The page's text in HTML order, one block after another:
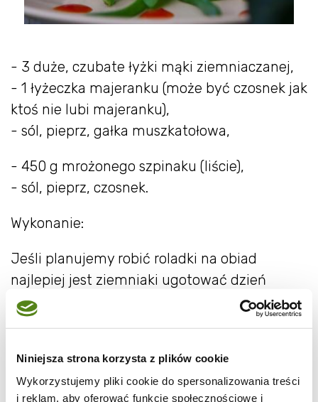
Niniejsza strona korzysta z plików cookie
Wykorzystujemy pliki cookie do spersonalizowania treści
i reklam, aby oferować funkcje społecznościowe i
- 3 duże, czubate łyżki mąki ziemniaczanej,
- 1 łyżeczka majeranku (może być czosnek jak
ktoś nie lubi majeranku),
- sól, pieprz, gałka muszkatołowa,
- 450 g mrożonego szpinaku (liście),
- sól, pieprz, czosnek.
Wykonanie:
Jeśli planujemy robić roladki na obiad
najlepiej jest ziemniaki ugotować dzień
wcześniej lub rano i dobrze ostudzić.
Ugotować szpinak, przyprawić do smaku
czosnkiem, najlepiej żeby wygotowała się
cała woda, chociaż i tak trzeba go później